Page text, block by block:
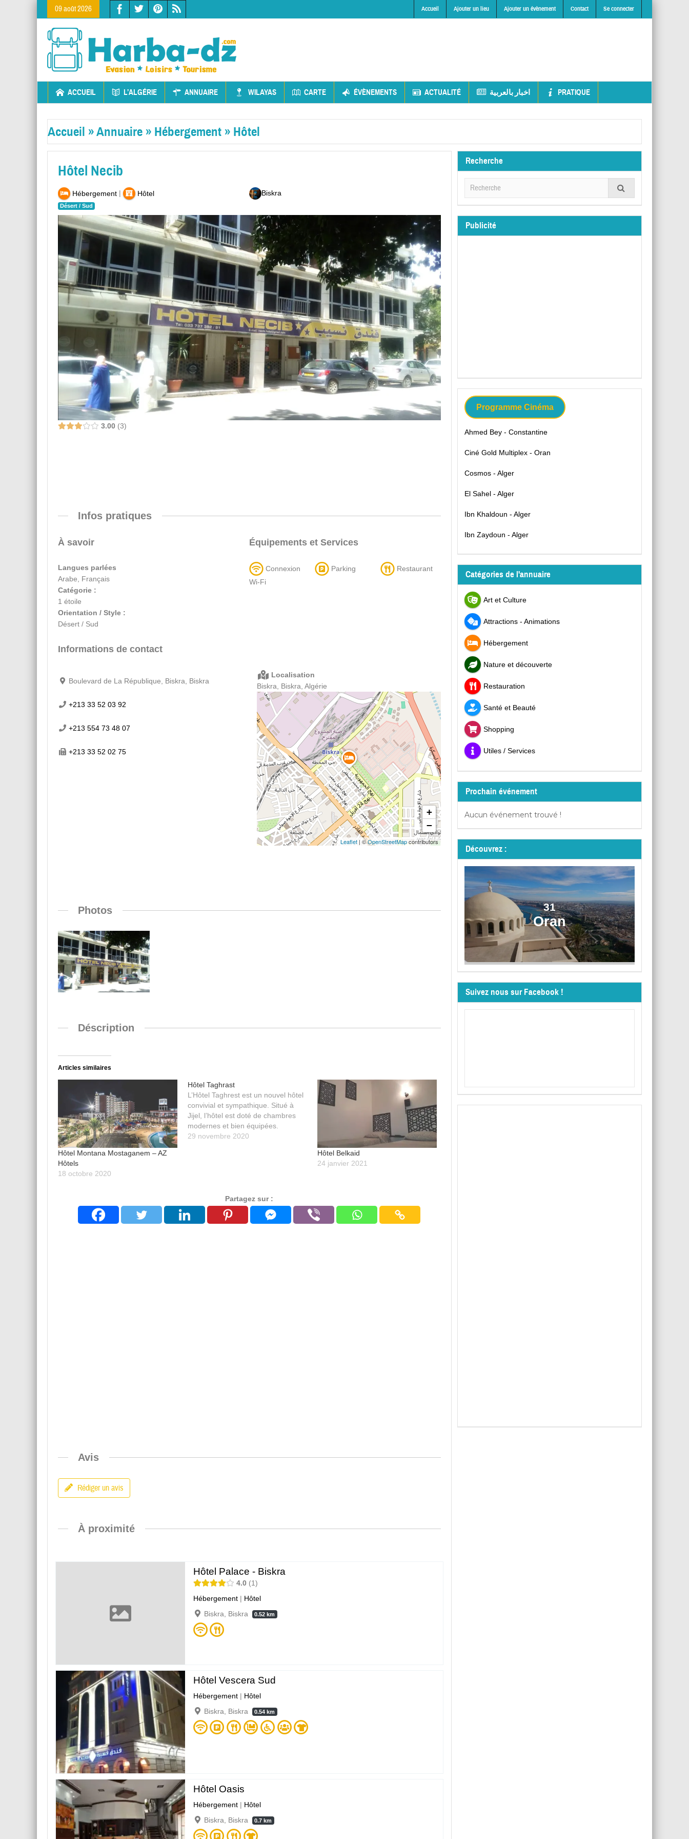
09 août 2026 Accueil Ajouter un lieu Ajouter un évènement Contact Se connecter
ACCUEIL L’ALGÉRIE ANNUAIRE WILAYAS CARTE ÉVÈNEMENTS ACTUALITÉ اخبار بالعربية PRATIQUE
Accueil »Annuaire » Hébergement » Hôtel
Hôtel Necib
Hébergement | Hôtel
Désert / Sud
Biskra
3.00 3
Infos pratiques
À savoir
Langues parlées
Arabe, Français
Catégorie :
1 étoile
Orientation / Style :
Désert / Sud
Équipements et Services
Connexion
Wi-Fi
Parking Restaurant
Informations de contact
Boulevard de La République, Biskra, Biskra
+213 33 52 03 92
+213 554 73 48 07
+213 33 52 02 75
Localisation
Biskra, Biskra, Algérie
+
−
Leaflet| ©OpenStreetMapcontributors
Photos
Déscription
Articles similaires
Hôtel Montana Mostaganem – AZ
Hôtels
18 octobre 2020
Hôtel Taghrast
L’Hôtel Taghrest est un nouvel hôtel
convivial et sympathique. Situé à
Jijel, l’hôtel est doté de chambres
modernes et bien équipées.
29 novembre 2020
Hôtel Belkaid
24 janvier 2021
Partagez sur :
Avis
Rédiger un avis
À proximité
Hôtel Palace - Biskra
4.0 1
Hébergement| Hôtel
Biskra, Biskra
0.52 km
Hôtel Vescera Sud
Hébergement| Hôtel
Biskra, Biskra
0.54 km
Hôtel Oasis
Hébergement| Hôtel
Biskra, Biskra
0.7 km
Recherche
Publicité
Programme Cinéma
Ahmed Bey - Constantine
Ciné Gold Multiplex - Oran
Cosmos - Alger
El Sahel - Alger
Ibn Khaldoun - Alger
Ibn Zaydoun - Alger
Catégories de l'annuaire
Art et Culture
Attractions - Animations
Hébergement
Nature et découverte
Restauration
Santé et Beauté
Shopping
Utiles / Services
Prochain événement
Aucun événement trouvé !
Découvrez :
31
Oran
Suivez nous sur Facebook !